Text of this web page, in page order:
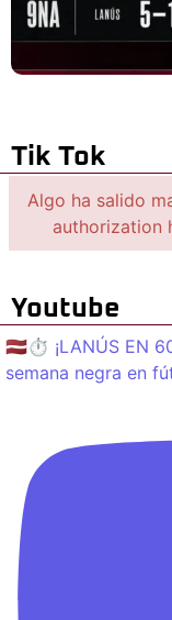
Tik Tok
Algo ha salido
authorization
Youtube
🇱🇻⏱️ ¡LANÚS EN
semana negra en